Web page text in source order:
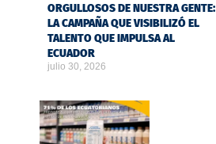
ORGULLOSOS DE NUESTRA GENTE:
LA CAMPAÑA QUE VISIBILIZÓ EL
TALENTO QUE IMPULSA AL
ECUADOR
julio 30, 2026